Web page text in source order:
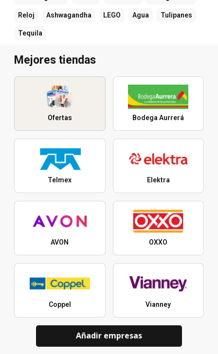
Reloj Ashwagandha LEGO Agua Tulipanes
Tequila
Mejores tiendas
Ofertas Bodega Aurrerá
Telmex Elektra
AVON OXXO
Coppel Vianney
Añadir empresas